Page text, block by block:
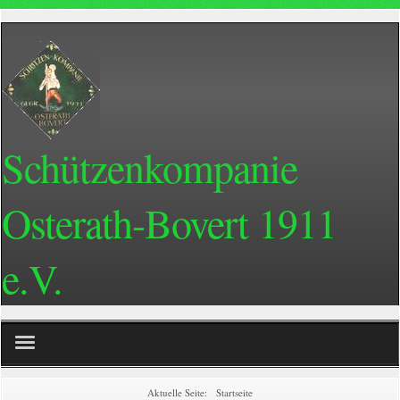
Schützenkompanie
Osterath-Bovert 1911
e.V.
Aktuelle Seite: Startseite